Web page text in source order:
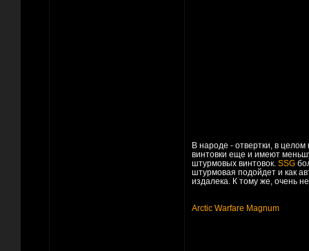
В народе - отвертки, в
винтовки еще и имеют
штурмовых винтовок. SSG
штурмовая подойдет и как
издалека. К тому же, очень
Arctic Warfare Magnum